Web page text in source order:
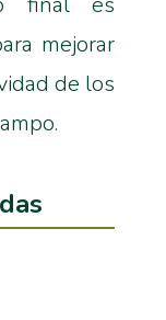
mejorar
de los